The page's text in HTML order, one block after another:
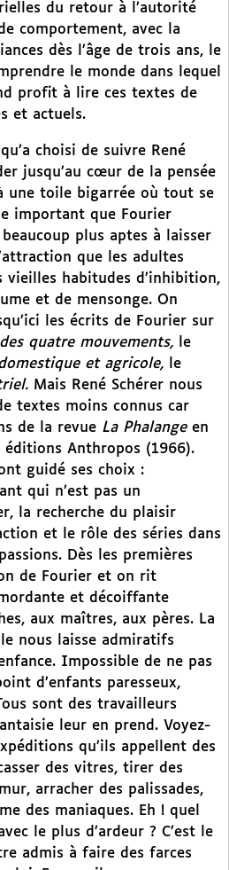
du retour à l’autorité
comportement, avec la
dès l’âge de trois ans, le
le monde dans lequel
profit à lire ces textes de
et actuels.
choisi de suivre René
jusqu’au cœur de la pensée
une toile bigarrée où tout se
important que Fourier
plus aptes à laisser
que les adultes
vieilles habitudes d’inhibition,
et de mensonge. On
les écrits de Fourier sur
quatre mouvements,
le
et agricole,
le
Mais René Schérer nous
textes moins connus car
de la revue La Phalangeen
Anthropos (1966).
guidé ses choix :
qui n’est pas un
la recherche du plaisir
et le rôle des séries dans
Dès les premières
de Fourier et on rit
et décoiffante
aux maîtres, aux pères. La
nous laisse admiratifs
Impossible de ne pas
d’enfants paresseux,
sont des travailleurs
leur en prend. Voyez-
qu’ils appellent des
des vitres, tirer des
arracher des palissades,
des maniaques. Eh ! quel
le plus d’ardeur ? C’est le
admis à faire des farces